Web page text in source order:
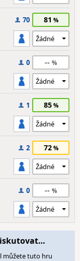
70 81
0 --
1 85
2 72
0 --
můžete tuto hru